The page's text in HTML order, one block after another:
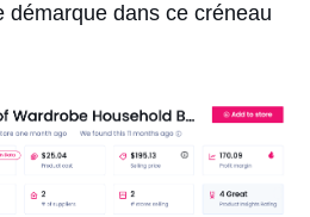
démarque dans ce créneau